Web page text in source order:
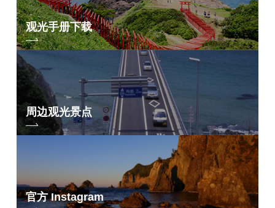
观光手册下载
周边观光景点
官方 Instagram